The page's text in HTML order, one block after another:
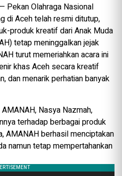
Pekan Olahraga Nasional
di Aceh telah resmi ditutup,
produk kreatif dari Anak Muda
tetap meninggalkan jejak
turut memeriahkan acara ini
khas Aceh secara kreatif
dan menarik perhatian banyak
Nasya Nazmah,
terhadap berbagai produk
AMANAH berhasil menciptakan
namun tetap mempertahankan